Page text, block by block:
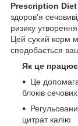
Prescription
здоров’я
ризику утворення
Цей сухий корм
сподобається
Як це
Це
блоків
цитрат калію